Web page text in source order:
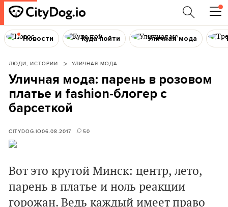
Новости Куда пойти Уличная мода
ЛЮДИ, ИСТОРИИ УЛИЧНАЯ МОДА
Уличная мода: парень в розовом
платье и fashion-блогер с
барсеткой
CITYDOG.IO06.08.2017 50
Вот это крутой Минск: центр, лето,
парень в платье и ноль реакции
горожан. Ведь каждый имеет право